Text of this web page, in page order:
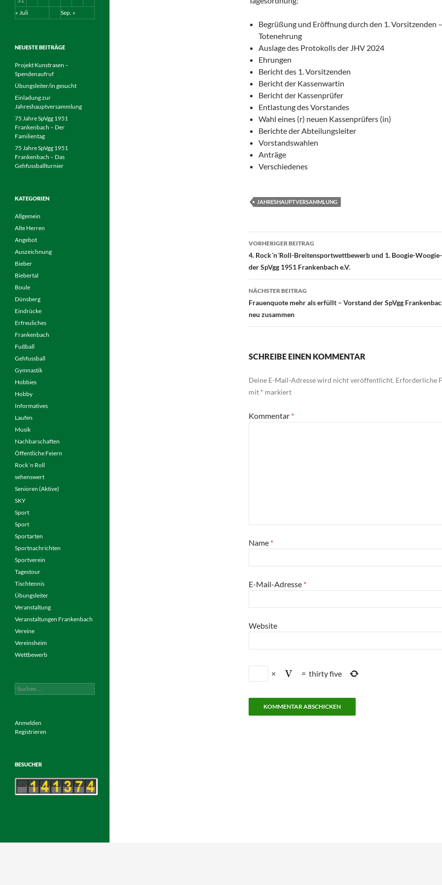
Begrüßung und Eröffnung durch den 1. Vorsitzenden –
Totenehrung
Auslage des Protokolls der JHV 2024
Ehrungen
Bericht des 1. Vorsitzenden
Bericht der Kassenwartin
Bericht der Kassenprüfer
Entlastung des Vorstandes
Wahl eines (r) neuen Kassenprüfers (in)
Berichte der Abteilungsleiter
Vorstandswahlen
Anträge
Verschiedenes
JAHRESHAUPTVERSAMMLUNG
Beitragsnavigation
VORHERIGER BEITRAG
4. Rock´n´Roll-Breitensportwettbewerb und 1. Boogie-
der SpVgg 1951 Frankenbach e.V.
NÄCHSTER BEITRAG
Frauenquote mehr als erfüllt – Vorstand der SpVgg
neu zusammen
SCHREIBE EINEN KOMMENTAR
Deine E-Mail-Adresse wird nicht veröffentlicht. Erforderliche
mit * markiert
Kommentar *
Name *
E-Mail-Adresse *
Website
× = thirty five
« Juli
Sep. »
NEUESTE BEITRÄGE
Projekt Kunstrasen –
Spendenaufruf
Übungsleiter/in gesucht
Einladung zur
Jahreshauptversammlung
75 Jahre SpVgg 1951
Frankenbach – Der
Familientag
75 Jahre SpVgg 1951
Frankenbach – Das
Gehfussballturnier
KATEGORIEN
Allgemein
Alte Herren
Angebot
Auszeichnung
Bieber
Biebertal
Boule
Dünsberg
Eindrücke
Erfreuliches
Frankenbach
Fußball
Gehfussball
Gymnastik
Hobbies
Hobby
Informatives
Laufen
Musik
Nachbarschaften
Öffentliche Feiern
Rock´n Roll
sehenswert
Senioren (Aktive)
SKY
Sport
Sport
Sportarten
Sportnachrichten
Sportverein
Tagestour
Tischtennis
Übungsleiter
Veranstaltung
Veranstaltungen Frankenbach
Vereine
Vereinsheim
Wettbewerb
Suchen
nach:
Anmelden
Registrieren
BESUCHER